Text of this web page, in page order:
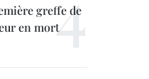
greffe de
en mort